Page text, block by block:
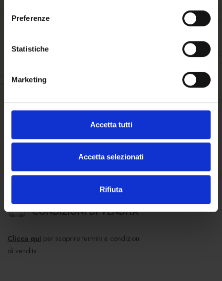
Benvenuto su forst.it
Preferenze
Statistiche
Marketing
Accetta tutti
Accetta selezionati
Rifiuta
-
AGGIUNGI AL CARRELLO
CONDIZIONI DI VENDITA
Clicca qui per scoprire termini e condizioni
di vendita.